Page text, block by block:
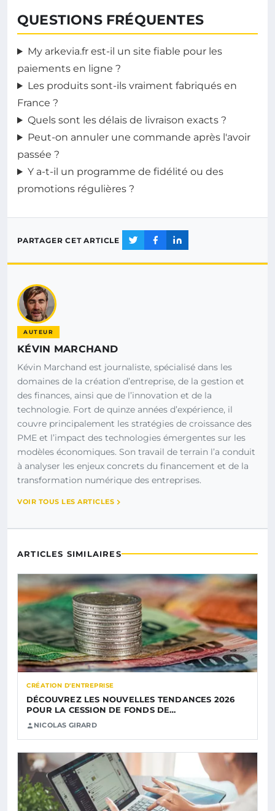
QUESTIONS FRÉQUENTES
My arkevia.fr est-il un site fiable pour les
paiements en ligne ?
Les produits sont-ils vraiment fabriqués en
France ?
Quels sont les délais de livraison exacts ?
Peut-on annuler une commande après l'avoir
passée ?
Y a-t-il un programme de fidélité ou des
promotions régulières ?
PARTAGER CET ARTICLE
AUTEUR
KÉVIN MARCHAND
Kévin Marchand est journaliste, spécialisé dans les
domaines de la création d’entreprise, de la gestion et
des finances, ainsi que de l’innovation et de la
technologie. Fort de quinze années d’expérience, il
couvre principalement les stratégies de croissance des
PME et l’impact des technologies émergentes sur les
modèles économiques. Son travail de terrain l’a conduit
à analyser les enjeux concrets du financement et de la
transformation numérique des entreprises.
VOIR TOUS LES ARTICLES
ARTICLES SIMILAIRES
CRÉATION D'ENTREPRISE
DÉCOUVREZ LES NOUVELLES TENDANCES 2026
POUR LA CESSION DE FONDS DE…
NICOLAS GIRARD